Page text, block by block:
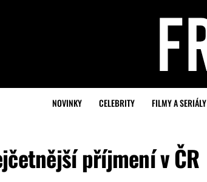
NOVINKY CELEBRITY FILMY A SERIÁLY
příjmení v ČR